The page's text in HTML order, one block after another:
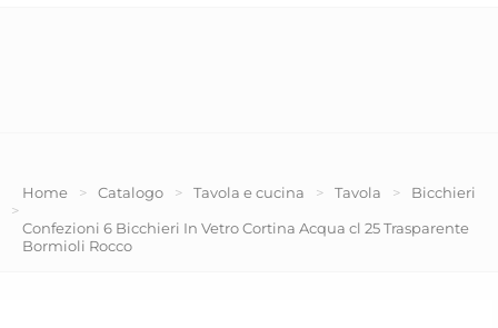
Home > Catalogo > Tavola e cucina > Tavola >
Bicchieri
>
Confezioni 6 Bicchieri In Vetro Cortina Acqua cl 25 Trasparente
Bormioli Rocco